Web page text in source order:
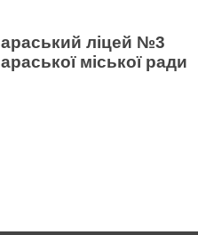
ліцей №3
міської ради